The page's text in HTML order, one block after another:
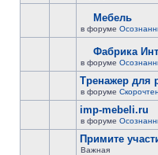
Мебель
в форуме
Фабрика
в форуме
Тренажер для
в форуме
imp-mebeli.ru
в форуме
Примите
Важная